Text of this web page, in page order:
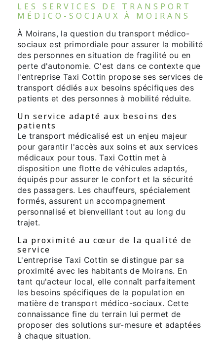
LES SERVICES DE TRANSPORT
MÉDICO-SOCIAUX À MOIRANS
À Moirans, la question du transport médico-
sociaux est primordiale pour assurer la mobilité
des personnes en situation de fragilité ou en
perte d'autonomie. C'est dans ce contexte que
l'entreprise Taxi Cottin propose ses services de
transport dédiés aux besoins spécifiques des
patients et des personnes à mobilité réduite.
Un service adapté aux besoins des
patients
Le transport médicalisé est un enjeu majeur
pour garantir l'accès aux soins et aux services
médicaux pour tous. Taxi Cottin met à
disposition une flotte de véhicules adaptés,
équipés pour assurer le confort et la sécurité
des passagers. Les chauffeurs, spécialement
formés, assurent un accompagnement
personnalisé et bienveillant tout au long du
trajet.
La proximité au cœur de la qualité de
service
L'entreprise Taxi Cottin se distingue par sa
proximité avec les habitants de Moirans. En
tant qu'acteur local, elle connaît parfaitement
les besoins spécifiques de la population en
matière de transport médico-sociaux. Cette
connaissance fine du terrain lui permet de
proposer des solutions sur-mesure et adaptées
à chaque situation.